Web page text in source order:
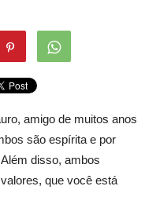
amigo de muitos anos
são espírita e por
disso, ambos
que você está